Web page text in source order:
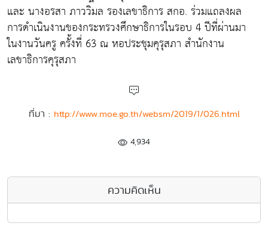
และ นางอรสา ภาววิมล รองเลขาธิการ สกอ. ร่วมแถลงผล
การดำเนินงานของกระทรวงศึกษาธิการในรอบ 4 ปีที่ผ่านมา
ในงานวันครู ครั้งที่ 63 ณ หอประชุมคุรุสภา สำนักงาน
เลขาธิการคุรุสภา
ที่มา : http://www.moe.go.th/websm/2019/1/026.html
4,934
ความคิดเห็น